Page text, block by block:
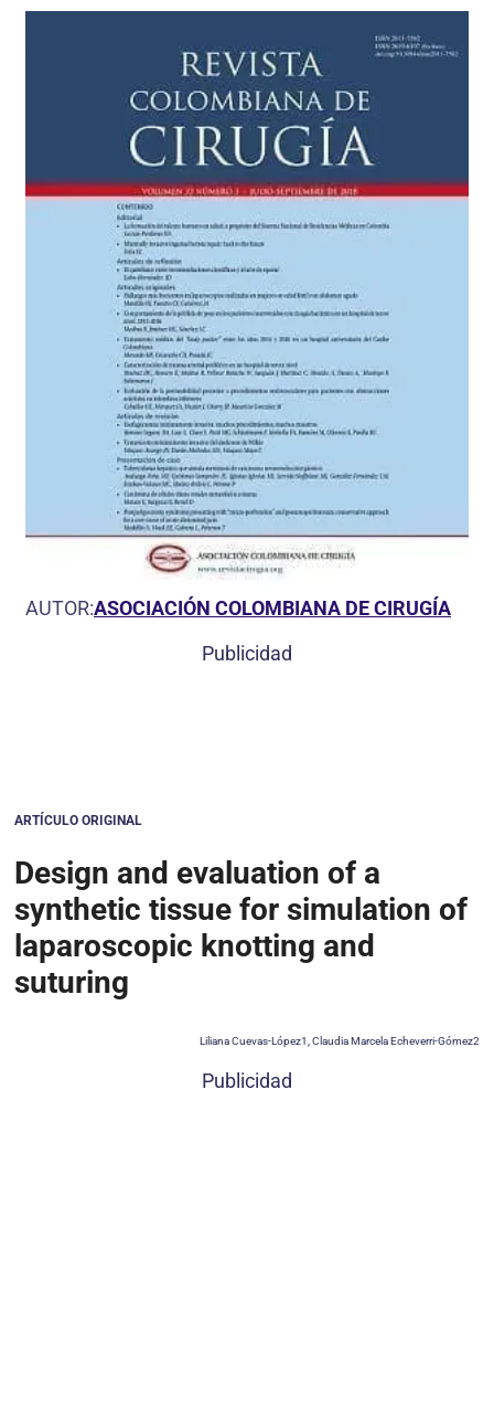
AUTOR:ASOCIACIÓN COLOMBIANA DE CIRUGÍA
Publicidad
ARTÍCULO ORIGINAL
Design and evaluation of a
synthetic tissue for simulation of
laparoscopic knotting and
suturing
Liliana Cuevas-López1, Claudia Marcela Echeverri-Gómez2
Publicidad